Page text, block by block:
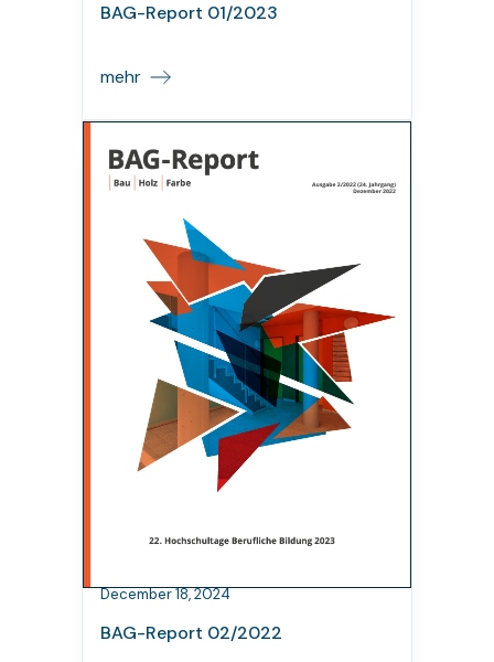
BAG-Report 01/2023
mehr
December 18, 2024
BAG-Report 02/2022